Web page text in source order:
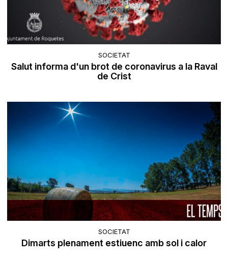
SOCIETAT
Salut informa d'un brot de coronavirus a la Raval
de Crist
SOCIETAT
Dimarts plenament estiuenc amb sol i calor